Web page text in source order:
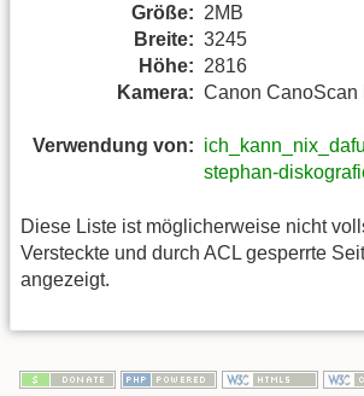
Größe: 2MB
Breite: 3245
Höhe: 2816
Kamera: Canon CanoScan
Verwendung von:
stephan-
Diese Liste ist möglicherweise nicht
Versteckte und durch ACL gesperrte
angezeigt.